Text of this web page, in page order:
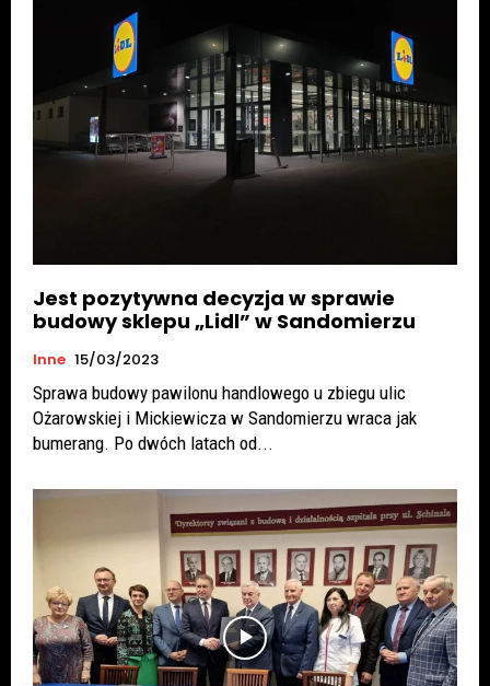
Jest pozytywna decyzja w sprawie
budowy sklepu „Lidl” w Sandomierzu
Inne 15/03/2023
Sprawa budowy pawilonu handlowego u zbiegu ulic
Ożarowskiej i Mickiewicza w Sandomierzu wraca jak
bumerang. Po dwóch latach od...